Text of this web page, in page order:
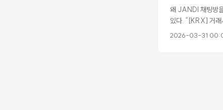
왜 JANDI 채팅방
있다. “[KRX] 거래
이 답변하는 구조
2026-03-31